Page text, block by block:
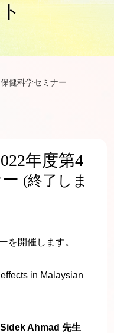
健科学セミナー
年度第4
(終了しま
を開催します。
in Malaysian
Ahmad 先生